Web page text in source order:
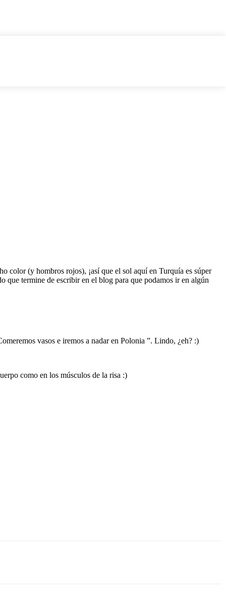
color (y hombros rojos), ¡así que el sol aquí en Turquía es súper
que termine de escribir en el blog para que podamos ir en algún
vasos e iremos a nadar en Polonia ”. Lindo, ¿eh? :)
como en los músculos de la risa :)